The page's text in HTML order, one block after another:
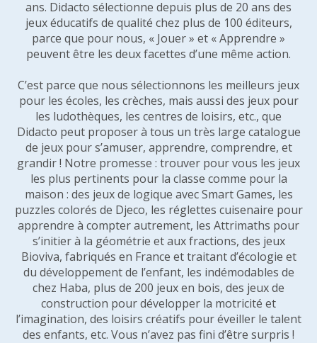
ans. Didacto sélectionne depuis plus de 20 ans des
jeux éducatifs de qualité chez plus de 100 éditeurs,
parce que pour nous, « Jouer » et « Apprendre »
peuvent être les deux facettes d’une même action.
C’est parce que nous sélectionnons les meilleurs jeux
pour les écoles, les crèches, mais aussi des jeux pour
les ludothèques, les centres de loisirs, etc., que
Didacto peut proposer à tous un très large catalogue
de jeux pour s’amuser, apprendre, comprendre, et
grandir ! Notre promesse : trouver pour vous les jeux
les plus pertinents pour la classe comme pour la
maison : des jeux de logique avec Smart Games, les
puzzles colorés de Djeco, les réglettes cuisenaire pour
apprendre à compter autrement, les Attrimaths pour
s’initier à la géométrie et aux fractions, des jeux
Bioviva, fabriqués en France et traitant d’écologie et
du développement de l’enfant, les indémodables de
chez Haba, plus de 200 jeux en bois, des jeux de
construction pour développer la motricité et
l’imagination, des loisirs créatifs pour éveiller le talent
des enfants, etc. Vous n’avez pas fini d’être surpris !